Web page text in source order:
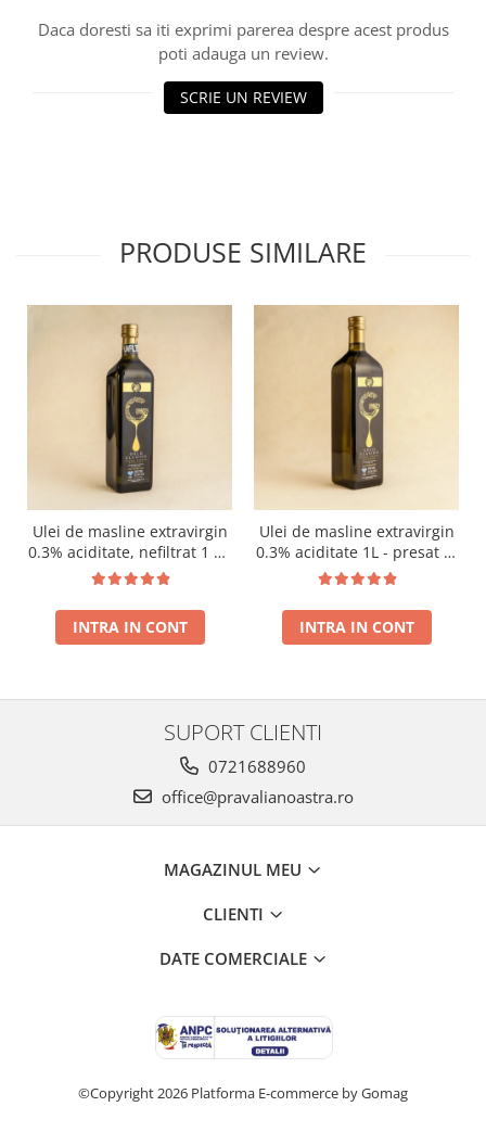
Daca doresti sa iti exprimi parerea despre acest produs
poti adauga un review.
SCRIE UN REVIEW
PRODUSE SIMILARE
Ulei de masline extravirgin
0.3% aciditate, nefiltrat 1 L -
presat la rece RECOLTA
INTRA IN CONT
Ulei de masline extravirgin
0.3% aciditate 1L - presat la
rece RECOLTA NOUA
INTRA IN CONT
SUPORT CLIENTI
0721688960
office@pravalianoastra.ro
MAGAZINUL MEU
CLIENTI
DATE COMERCIALE
©Copyright 2026 Platforma E-commerce by Gomag